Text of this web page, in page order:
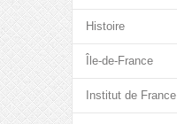
Histoire
Île-de-France
Institut de France